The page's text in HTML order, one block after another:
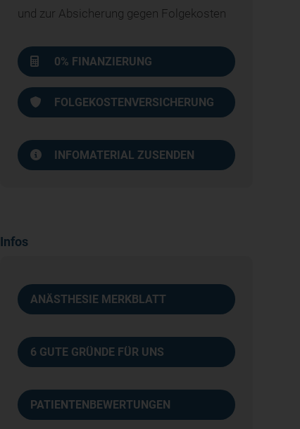
und zur Absicherung gegen Folgekosten
0% FINANZIERUNG
FOLGEKOSTENVERSICHERUNG
INFOMATERIAL ZUSENDEN
Infos
ANÄSTHESIE MERKBLATT
6 GUTE GRÜNDE FÜR UNS
PATIENTENBEWERTUNGEN